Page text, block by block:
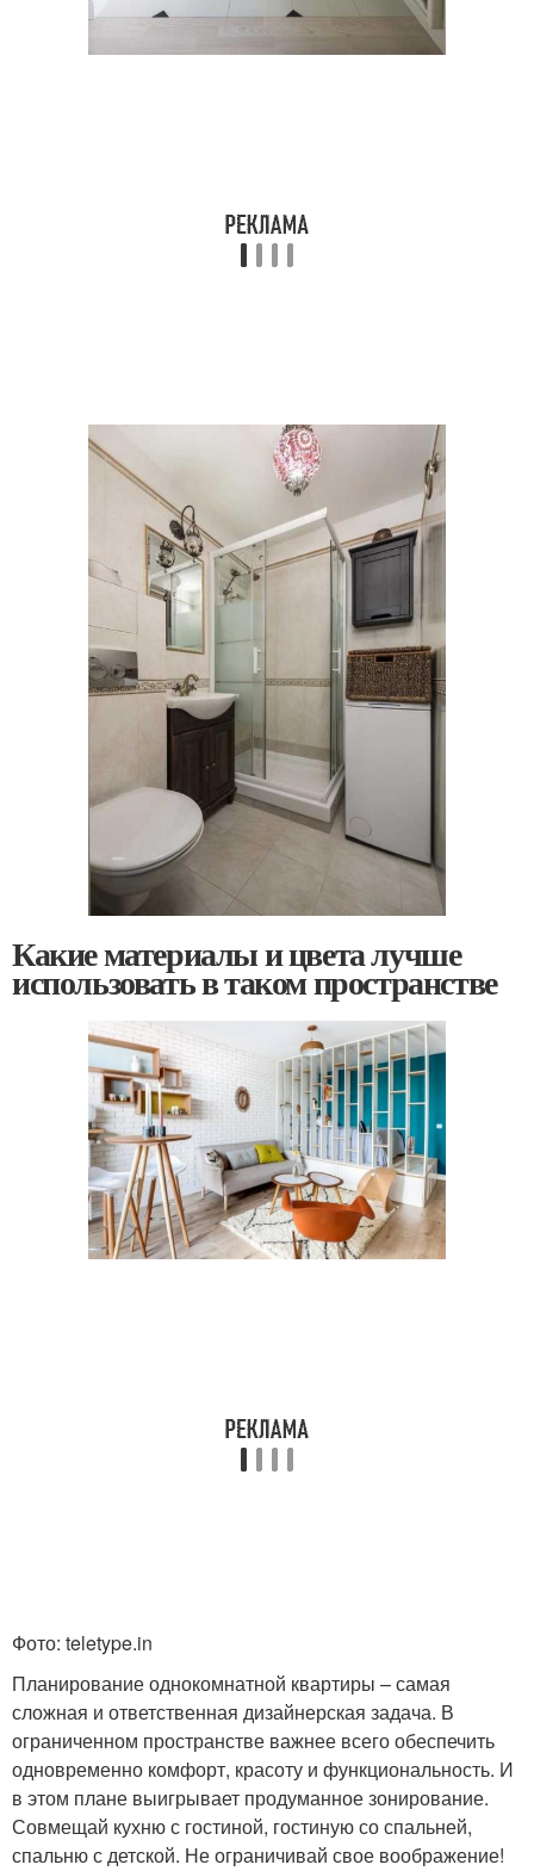
Какие материалы и цвета лучше
использовать в таком пространстве
Фото: teletype.in
Планирование однокомнатной квартиры – самая
сложная и ответственная дизайнерская задача. В
ограниченном пространстве важнее всего обеспечить
одновременно комфорт, красоту и функциональность. И
в этом плане выигрывает продуманное зонирование.
Совмещай кухню с гостиной, гостиную со спальней,
спальню с детской. Не ограничивай свое воображение!